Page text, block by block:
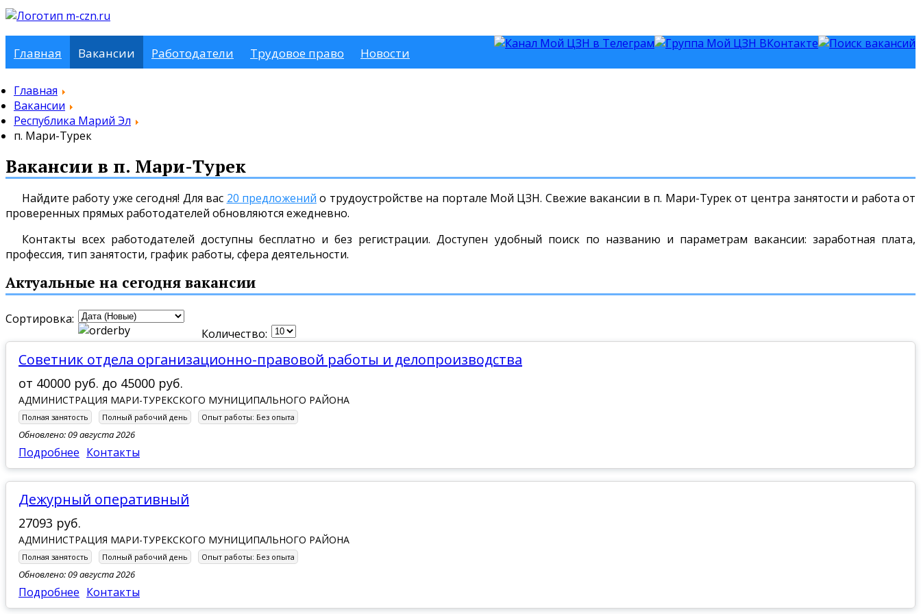
Главная Вакансии Работодатели Трудовое право Новости
Главная
Вакансии
Республика Марий Эл
п. Мари-Турек
Вакансии в п. Мари-Турек
Найдите работу уже сегодня! Для вас 20 предложений о трудоустройстве на портале Мой ЦЗН. Свежие вакансии в п. Мари-Турек от центра занятости и работа от
проверенных прямых работодателей обновляются ежедневно.
Контакты всех работодателей доступны бесплатно и без регистрации. Доступен удобный поиск по названию и параметрам вакансии: заработная плата,
профессия, тип занятости, график работы, сфера деятельности.
Актуальные на сегодня вакансии
Сортировка:
Количество:
Советник отдела организационно-правовой работы и делопроизводства
от 40000 руб. до 45000 руб.
АДМИНИСТРАЦИЯ МАРИ-ТУРЕКСКОГО МУНИЦИПАЛЬНОГО РАЙОНА
Полная занятость Полный рабочий день Опыт работы: Без опыта
Обновлено: 09 августа 2026
Подробнее Контакты
Дежурный оперативный
27093 руб.
АДМИНИСТРАЦИЯ МАРИ-ТУРЕКСКОГО МУНИЦИПАЛЬНОГО РАЙОНА
Полная занятость Полный рабочий день Опыт работы: Без опыта
Обновлено: 09 августа 2026
Подробнее Контакты